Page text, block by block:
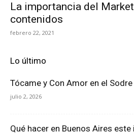
La importancia del
contenidos
febrero 22, 2021
Lo último
Tócame y Con Amor en el Sodre
julio 2, 2026
Qué hacer en Buenos Aires este